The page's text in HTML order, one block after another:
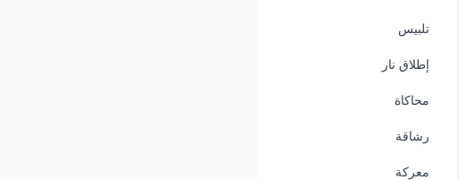
تلبيس
إطلاق نار
محاكاة
رشاقة
معركة